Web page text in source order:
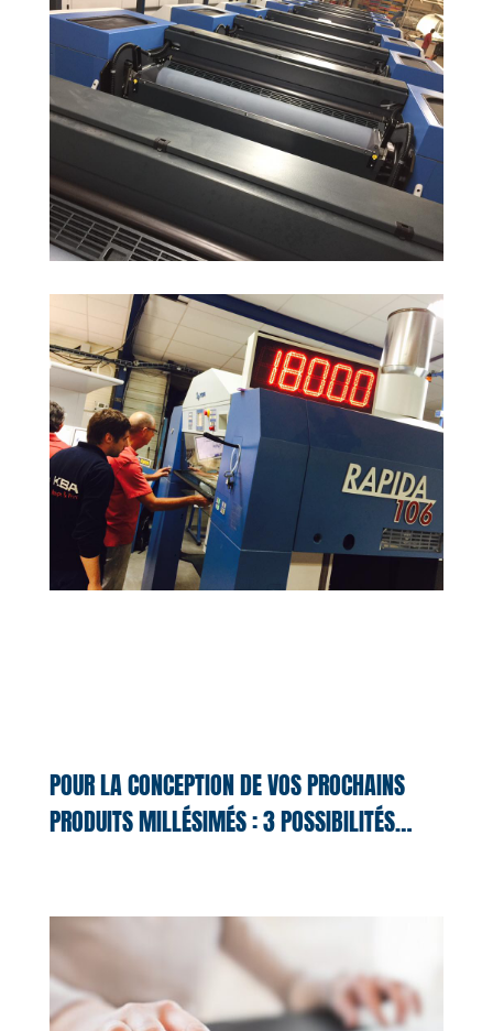
POUR LA CONCEPTION DE VOS PROCHAINS
PRODUITS MILLÉSIMÉS : 3 POSSIBILITÉS…